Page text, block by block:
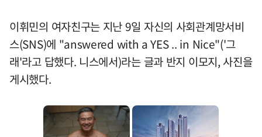
이휘민의 여자친구는 지난 9일 자신의 사회관계망서비
스(SNS)에 "answered with a YES .. in Nice"('그
래'라고 답했다. 니스에서)라는 글과 반지 이모지, 사진을
게시했다.